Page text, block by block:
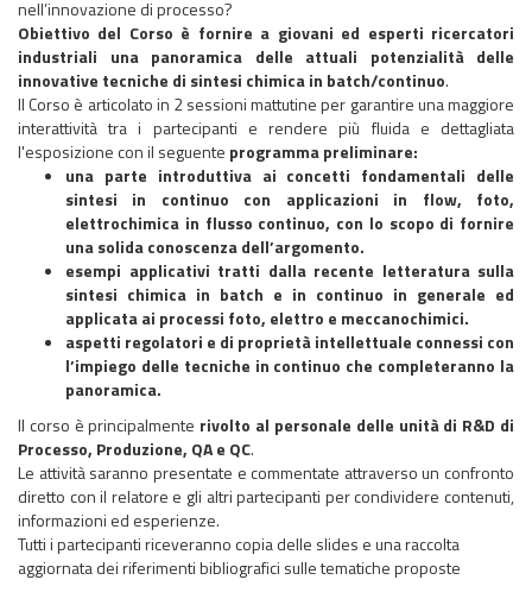
nell’innovazione di processo?
Obiettivo del Corso è fornire a giovani ed esperti ricercatori
industriali una panoramica delle attuali potenzialità delle
innovative tecniche di sintesi chimica in batch/continuo.
Il Corso è articolato in 2 sessioni mattutine per garantire una maggiore
interattività tra i partecipanti e rendere più fluida e dettagliata
l'esposizione con il seguente programma preliminare:
una parte introduttiva ai concetti fondamentali delle
sintesi in continuo con applicazioni in flow, foto,
elettrochimica in flusso continuo, con lo scopo di fornire
una solida conoscenza dell’argomento.
esempi applicativi tratti dalla recente letteratura sulla
sintesi chimica in batch e in continuo in generale ed
applicata ai processi foto, elettro e meccanochimici.
aspetti regolatori e di proprietà intellettuale connessi con
l’impiego delle tecniche in continuo che completeranno la
panoramica.
Il corso è principalmente rivolto al personale delle unità di R&D di
Processo, Produzione, QA e QC.
Le attività saranno presentate e commentate attraverso un confronto
diretto con il relatore e gli altri partecipanti per condividere contenuti,
informazioni ed esperienze.
Tutti i partecipanti riceveranno copia delle slides e una raccolta
aggiornata dei riferimenti bibliografici sulle tematiche proposte